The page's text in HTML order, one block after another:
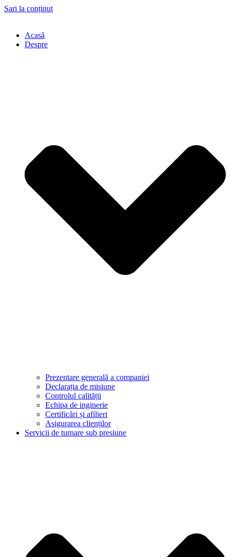
Sari la conținut
Acasă
Despre
Prezentare generală a companiei
Declarația de misiune
Controlul calității
Echipa de inginerie
Certificări și afilieri
Asigurarea clienților
Servicii de turnare sub presiune